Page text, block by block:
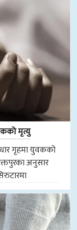
मृत्यु
गृहमा युवकको
अनुसार